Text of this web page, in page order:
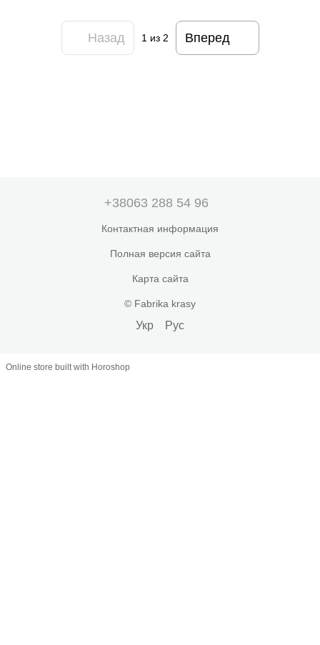
Назад 1 из 2 Вперед
+38063 288 54 96
Контактная информация
Полная версия сайта
Карта сайта
© Fabrika krasy
Укр Рус
Online store built with Horoshop